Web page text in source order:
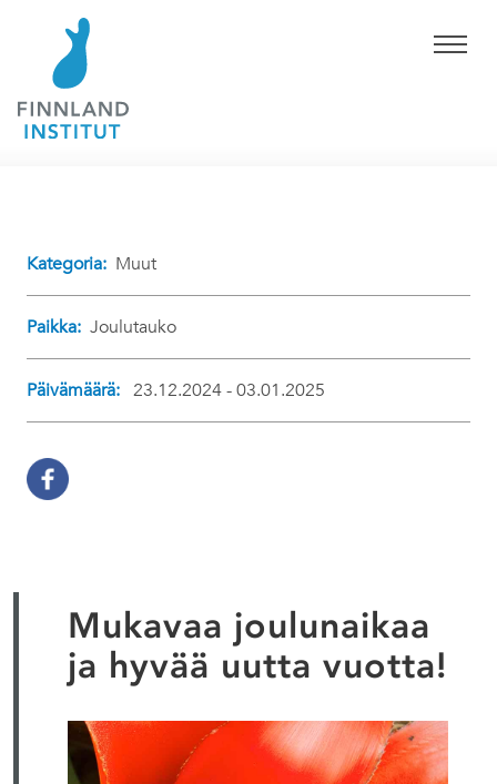
Kategoria: Muut
Paikka: Joulutauko
Päivämäärä: 23.12.2024 - 03.01.2025
Mukavaa joulunaikaa
ja hyvää uutta vuotta!